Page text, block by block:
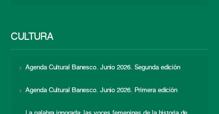
CULTURA
Agenda Cultural Banesco. Junio 2026. Segunda edición
Agenda Cultural Banesco. Junio 2026. Primera edición